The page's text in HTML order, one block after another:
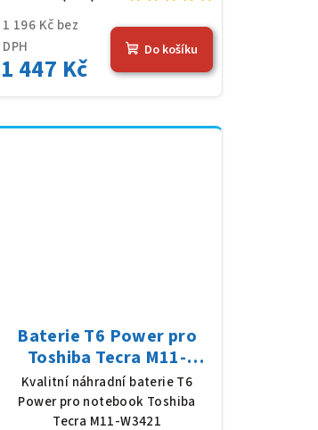
1 196 Kč bez
DPH
1 447 Kč
Do košíku
Baterie T6 Power pro
Toshiba Tecra M11-
W3421, Li-Ion, 10,8 V,
5200 mAh (56 Wh), černá
Kvalitní náhradní baterie T6
Power pro notebook Toshiba
Tecra M11-W3421